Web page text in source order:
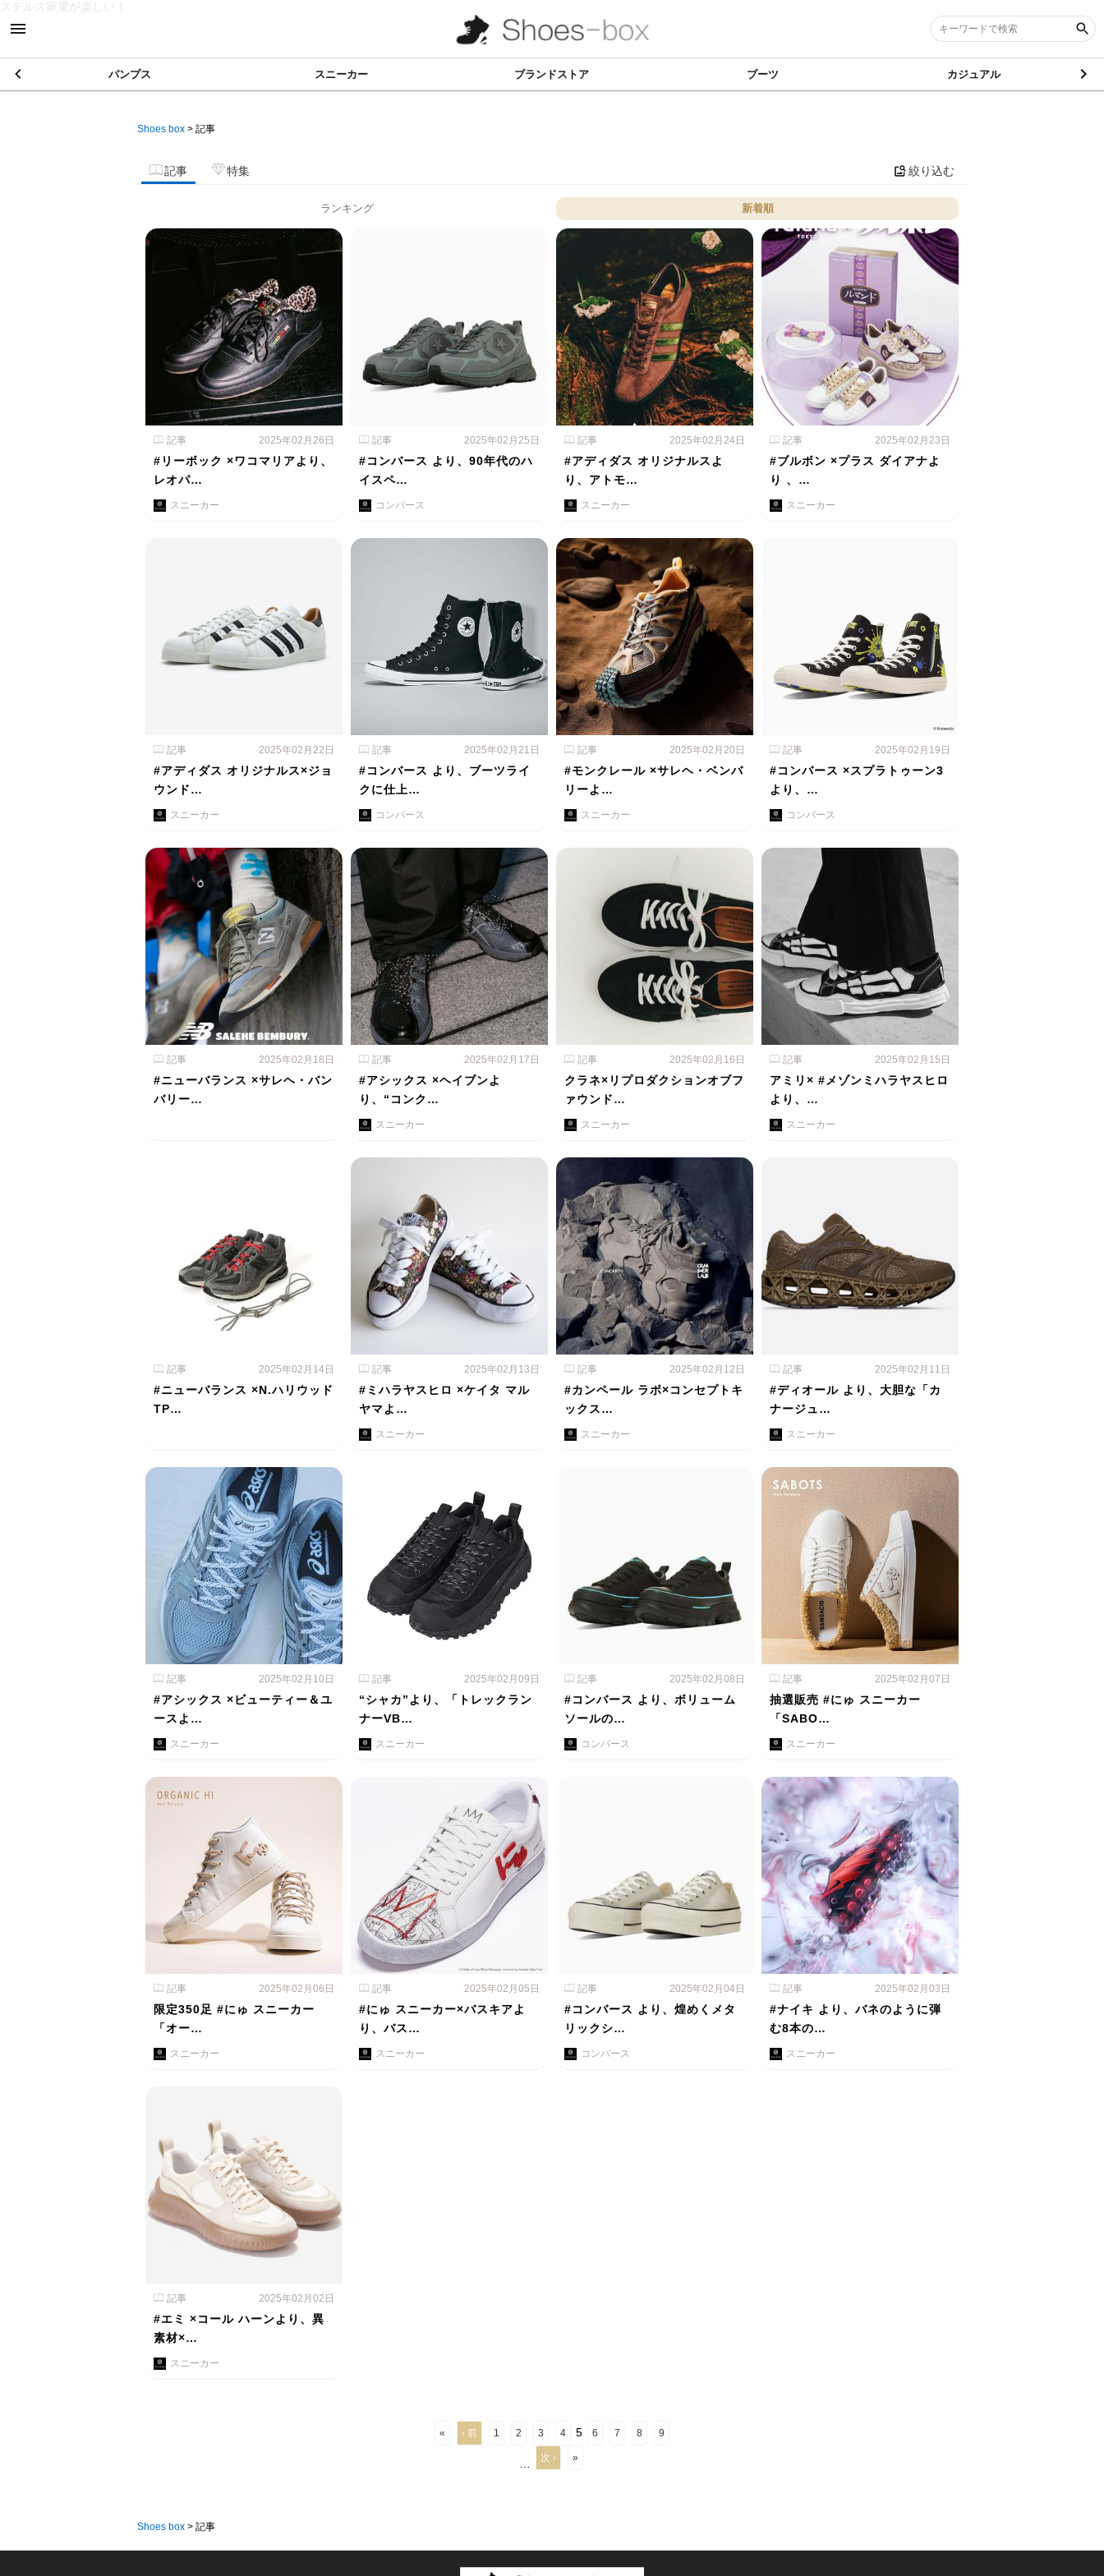
ステルス家電が楽しい！
パンプス スニーカー ブランドストア ブーツ カジュアル
Shoes box > 記事
記事 特集 絞り込む
ランキング 新着順
記事 2025年02月26日
#リーボック ×ワコマリアより、
レオパ…
スニーカー
記事 2025年02月25日
#コンバース より、90年代のハ
イスペ…
コンバース
記事 2025年02月24日
#アディダス オリジナルスよ
り、アトモ…
スニーカー
記事 2025年02月23日
#ブルボン ×プラス ダイアナよ
り 、…
スニーカー
記事 2025年02月22日
#アディダス オリジナルス×ジョ
ウンド…
スニーカー
記事 2025年02月21日
#コンバース より、ブーツライ
クに仕上…
コンバース
記事 2025年02月20日
#モンクレール ×サレヘ・ベンバ
リーよ…
スニーカー
記事 2025年02月19日
#コンバース ×スプラトゥーン3
より、…
コンバース
記事 2025年02月18日
#ニューバランス ×サレヘ・バン
バリー…
記事 2025年02月17日
#アシックス ×ヘイブンよ
り、“コンク…
スニーカー
記事 2025年02月16日
クラネ×リプロダクションオブフ
ァウンド…
スニーカー
記事 2025年02月15日
アミリ× #メゾンミハラヤスヒロ
より、…
スニーカー
記事 2025年02月14日
#ニューバランス ×N.ハリウッド
TP…
記事 2025年02月13日
#ミハラヤスヒロ ×ケイタ マル
ヤマよ…
スニーカー
記事 2025年02月12日
#カンペール ラボ×コンセプトキ
ックス…
スニーカー
記事 2025年02月11日
#ディオール より、大胆な「カ
ナージュ…
スニーカー
記事 2025年02月10日
#アシックス ×ビューティー＆ユ
ースよ…
スニーカー
記事 2025年02月09日
“シャカ”より、「トレックラン
ナーVB…
スニーカー
記事 2025年02月08日
#コンバース より、ボリューム
ソールの…
コンバース
記事 2025年02月07日
抽選販売 #にゅ スニーカー
「SABO…
スニーカー
記事 2025年02月06日
限定350足 #にゅ スニーカー
「オー…
スニーカー
記事 2025年02月05日
#にゅ スニーカー×バスキアよ
り、バス…
スニーカー
記事 2025年02月04日
#コンバース より、煌めくメタ
リックシ…
コンバース
記事 2025年02月03日
#ナイキ より、バネのように弾
む8本の…
スニーカー
記事 2025年02月02日
#エミ ×コール ハーンより、異
素材×…
スニーカー
« ‹ 前 1 2 3 4 5 6 7 8 9
次 › »
Shoes box > 記事